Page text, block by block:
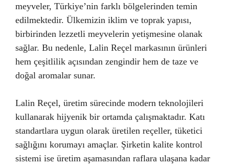
meyveler, Türkiye’nin farklı bölgelerinden temin
edilmektedir. Ülkemizin iklim ve toprak yapısı,
birbirinden lezzetli meyvelerin yetişmesine olanak
sağlar. Bu nedenle, Lalin Reçel markasının ürünleri
hem çeşitlilik açısından zengindir hem de taze ve
doğal aromalar sunar.
Lalin Reçel, üretim sürecinde modern teknolojileri
kullanarak hijyenik bir ortamda çalışmaktadır. Katı
standartlara uygun olarak üretilen reçeller, tüketici
sağlığını korumayı amaçlar. Şirketin kalite kontrol
sistemi ise üretim aşamasından raflara ulaşana kadar